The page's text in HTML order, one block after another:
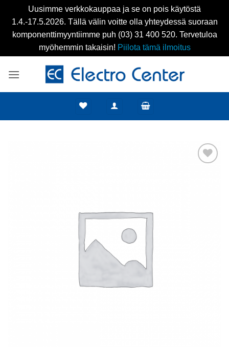
Uusimme verkkokauppaa ja se on pois käytöstä
1.4.-17.5.2026. Tällä välin voitte olla yhteydessä suoraan
komponenttimyyntiimme puh (03) 31 400 520. Tervetuloa
myöhemmin takaisin! Piilota tämä ilmoitus